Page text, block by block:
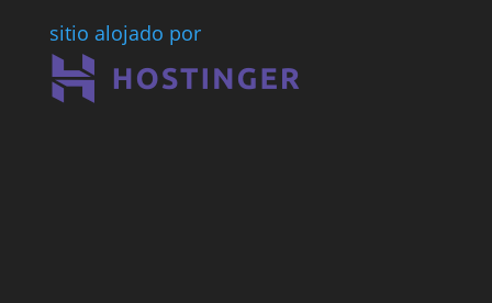
sitio alojado por